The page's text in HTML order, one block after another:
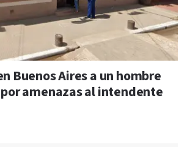
Buenos Aires a un hombre
amenazas al intendente